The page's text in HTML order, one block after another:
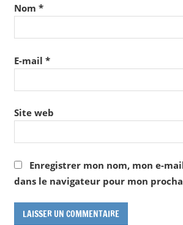
Nom *
E-mail *
Site web
Enregistrer mon nom, mon e-
dans le navigateur pour mon